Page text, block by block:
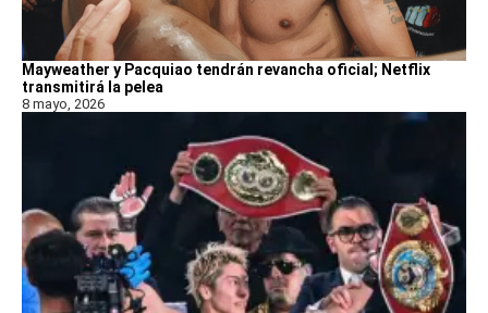
Mayweather y Pacquiao tendrán revancha oficial; Netflix
transmitirá la pelea
8 mayo, 2026